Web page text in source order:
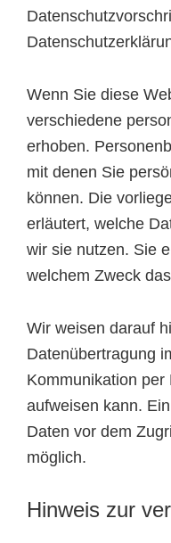
Wenn Sie diese
verschiedene
erhoben.
mit denen Sie
können. Die
erläutert, welche
wir sie nutzen. Sie
welchem Zweck
Wir weisen darauf
Datenübertragung
Kommunikation
aufweisen kann.
Daten vor dem
möglich.
Hinweis zur